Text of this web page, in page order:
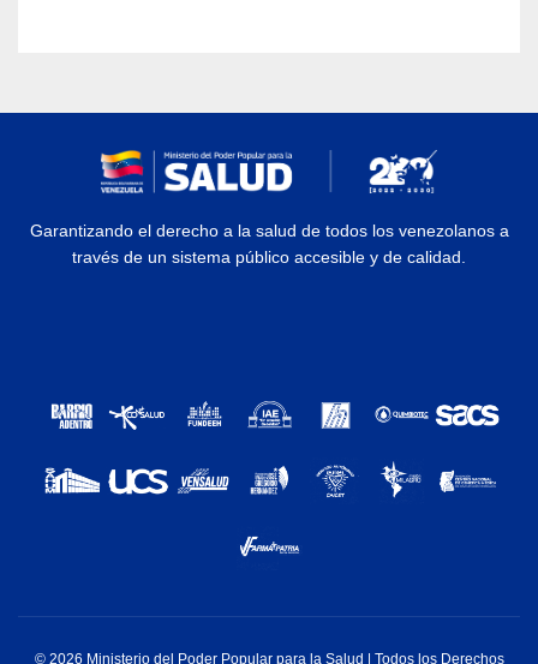
Garantizando el derecho a la salud de todos los venezolanos a
través de un sistema público accesible y de calidad.
© 2026 Ministerio del Poder Popular para la Salud | Todos los Derechos